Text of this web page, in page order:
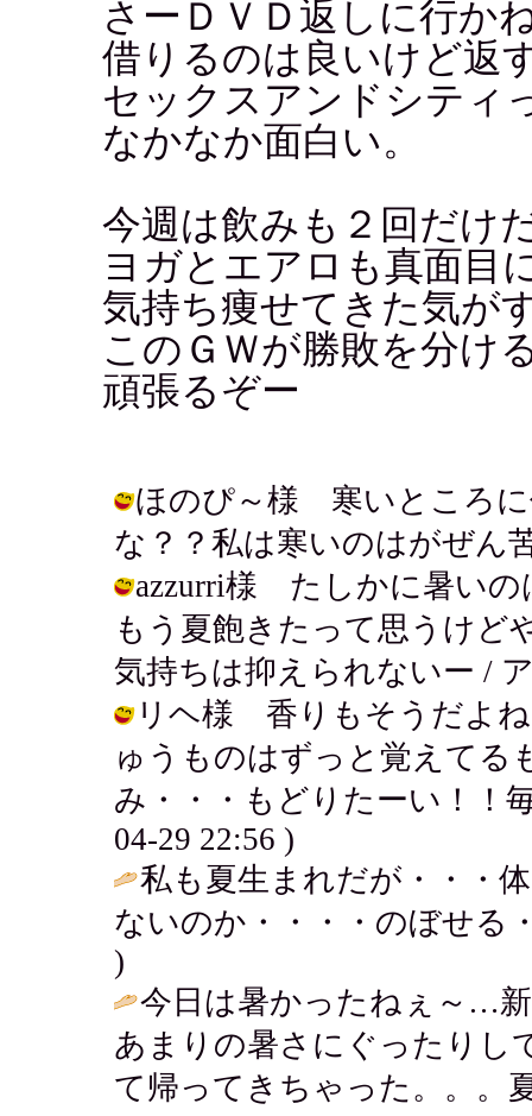
さーＤＶＤ返しに行か
借りるのは良いけど返
セックスアンドシティ
なかなか面白い。
今週は飲みも２回だけ
ヨガとエアロも真面目
気持ち痩せてきた気が
このＧＷが勝敗を分け
頑張るぞー
ほのぴ～様 寒いところ
な？？私は寒いのはがぜん
azzurri様 たしかに暑いの
もう夏飽きたって思うけど
気持ちは抑えられないー /
リヘ様 香りもそうだよね
ゅうものはずっと覚えてる
み・・・もどりたーい！！
04-29 22:56 )
私も夏生まれだが・・・
ないのか・・・・のぼせる
)
今日は暑かったねぇ～…
あまりの暑さにぐったりし
て帰ってきちゃった。。。